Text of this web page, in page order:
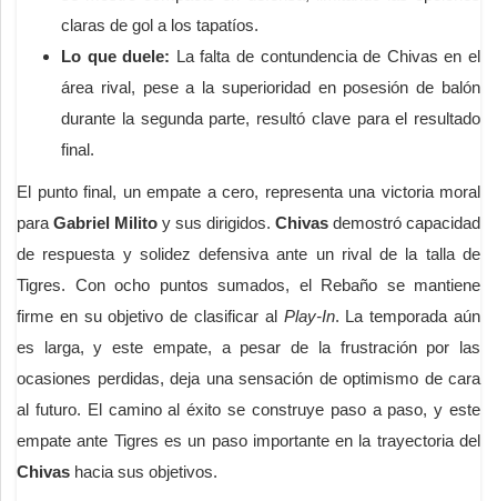
claras de gol a los tapatíos.
Lo que duele: La falta de contundencia de Chivas en el
área rival, pese a la superioridad en posesión de balón
durante la segunda parte, resultó clave para el resultado
final.
El punto final, un empate a cero, representa una victoria moral
para Gabriel Milito y sus dirigidos. Chivas demostró capacidad
de respuesta y solidez defensiva ante un rival de la talla de
Tigres. Con ocho puntos sumados, el Rebaño se mantiene
firme en su objetivo de clasificar al Play-In. La temporada aún
es larga, y este empate, a pesar de la frustración por las
ocasiones perdidas, deja una sensación de optimismo de cara
al futuro. El camino al éxito se construye paso a paso, y este
empate ante Tigres es un paso importante en la trayectoria del
Chivas hacia sus objetivos.